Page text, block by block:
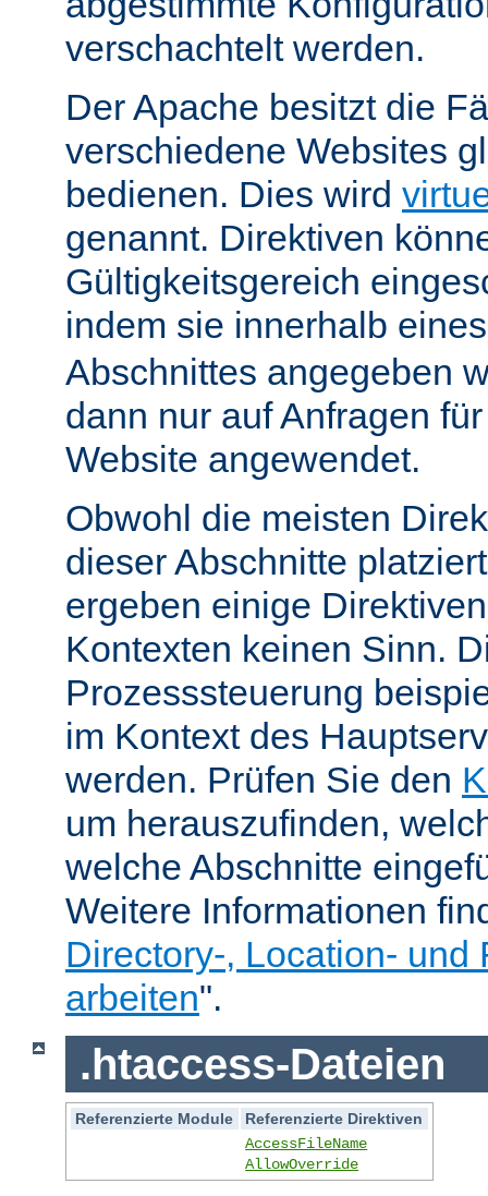
verschachtelt werden.
Der Apache besitzt die
verschiedene Websites
bedienen. Dies wird
genannt. Direktiven
Gültigkeitsgereich
indem sie innerhalb
Abschnittes angegeben
dann nur auf Anfragen
Website angewendet.
Obwohl die meisten
dieser Abschnitte
ergeben einige
Kontexten keinen Sinn.
Prozesssteuerung
im Kontext des
werden. Prüfen Sie den
um herauszufinden,
welche Abschnitte
Weitere Informationen
Directory-, Location- und
arbeiten".
.htaccess-Dateien
Referenzierte Module
Referenzierte Direktiven
AccessFileName
AllowOverride